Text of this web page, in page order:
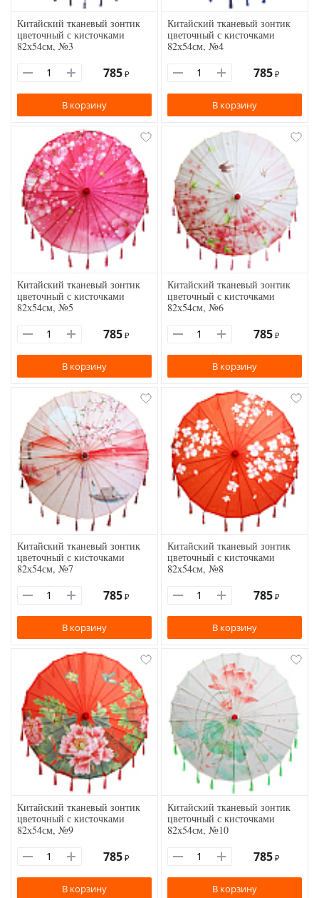
Китайский тканевый зонтик
цветочный с кисточками
82х54см, №3
785 ₽
В корзину
Китайский тканевый зонтик
цветочный с кисточками
82х54см, №4
785 ₽
В корзину
Китайский тканевый зонтик
цветочный с кисточками
82х54см, №5
785 ₽
В корзину
Китайский тканевый зонтик
цветочный с кисточками
82х54см, №6
785 ₽
В корзину
Китайский тканевый зонтик
цветочный с кисточками
82х54см, №7
785 ₽
В корзину
Китайский тканевый зонтик
цветочный с кисточками
82х54см, №8
785 ₽
В корзину
Китайский тканевый зонтик
цветочный с кисточками
82х54см, №9
785 ₽
В корзину
Китайский тканевый зонтик
цветочный с кисточками
82х54см, №10
785 ₽
В корзину